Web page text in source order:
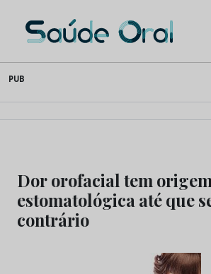
to
content
Saúde Oral
PUB
Dor orofacial tem origem
estomatológica até que
contrário